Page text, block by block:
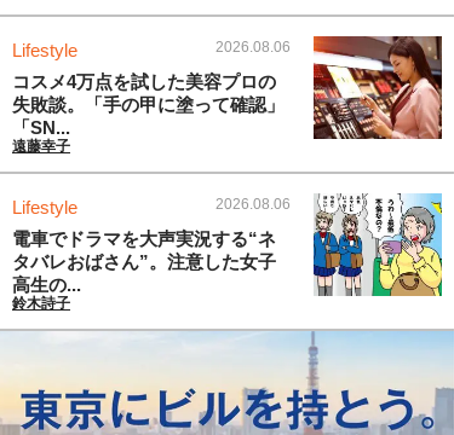
Lifestyle 2026.08.06
コスメ4万点を試した美容プロの
失敗談。「手の甲に塗って確認」
「SN...
遠藤幸子
Lifestyle 2026.08.06
電車でドラマを大声実況する“ネ
タバレおばさん”。注意した女子
高生の...
鈴木詩子